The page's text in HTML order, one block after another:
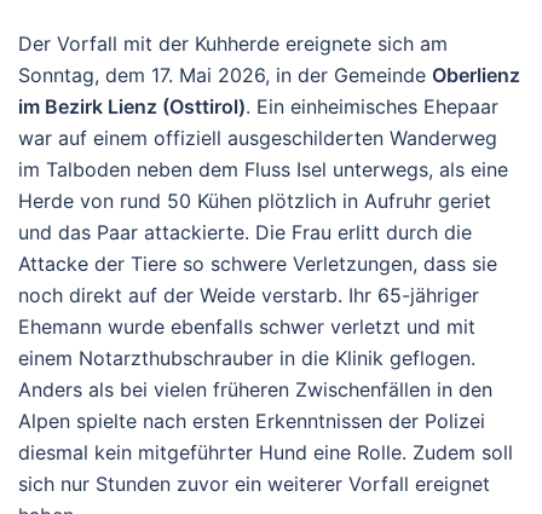
Der Vorfall mit der Kuhherde ereignete sich am
Sonntag, dem 17. Mai 2026, in der Gemeinde Oberlienz
im Bezirk Lienz (Osttirol). Ein einheimisches Ehepaar
war auf einem offiziell ausgeschilderten Wanderweg
im Talboden neben dem Fluss Isel unterwegs, als eine
Herde von rund 50 Kühen plötzlich in Aufruhr geriet
und das Paar attackierte. Die Frau erlitt durch die
Attacke der Tiere so schwere Verletzungen, dass sie
noch direkt auf der Weide verstarb. Ihr 65-jähriger
Ehemann wurde ebenfalls schwer verletzt und mit
einem Notarzthubschrauber in die Klinik geflogen.
Anders als bei vielen früheren Zwischenfällen in den
Alpen spielte nach ersten Erkenntnissen der Polizei
diesmal kein mitgeführter Hund eine Rolle. Zudem soll
sich nur Stunden zuvor ein weiterer Vorfall ereignet